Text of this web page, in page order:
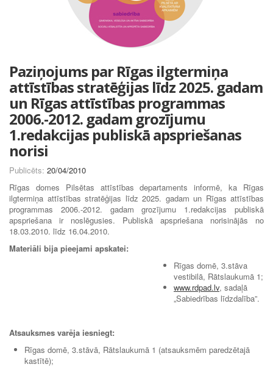
Paziņojums par Rīgas ilgtermiņa
attīstības stratēģijas līdz 2025. gadam
un Rīgas attīstības programmas
2006.-2012. gadam grozījumu
1.redakcijas publiskā apspriešanas
norisi
Publicēts: 20/04/2010
Rīgas domes Pilsētas attīstības departaments informē, ka Rīgas
ilgtermiņa attīstības stratēģijas līdz 2025. gadam un Rīgas attīstības
programmas 2006.-2012. gadam grozījumu 1.redakcijas publiskā
apspriešana ir noslēgusies. Publiskā apspriešana norisinājās no
18.03.2010. līdz 16.04.2010.
Materiāli bija pieejami apskatei:
Rīgas domē, 3.stāva
vestibilā, Rātslaukumā 1;
www.rdpad.lv, sadaļā
„Sabiedrības līdzdalība”.
Atsauksmes varēja iesniegt:
Rīgas domē, 3.stāvā, Rātslaukumā 1 (atsauksmēm paredzētajā
kastītē);